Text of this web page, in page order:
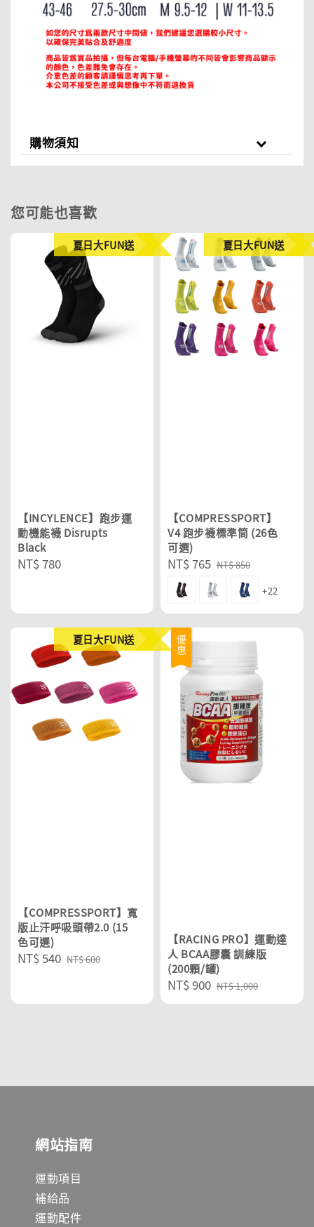
購物須知
您可能也喜歡
夏日大FUN送
【INCYLENCE】跑步運
動機能襪 Disrupts
Black
Regular
NT$ 780
夏日大FUN送
【COMPRESSPORT】
V4 跑步襪標準筒 (26色
可選)
Sale
price
NT$ 765 Regular
price
NT$ 850
+22
夏日大FUN送
【COMPRESSPORT】寬
版止汗呼吸頭帶2.0 (15
色可選)
Sale
NT$ 540 Regular
NT$ 600
優惠
【RACING PRO】運動達
人 BCAA膠囊 訓練版
(200顆/罐)
Sale
price
NT$ 900 Regular
price
NT$ 1,000
網站指南
運動項目
補給品
運動配件